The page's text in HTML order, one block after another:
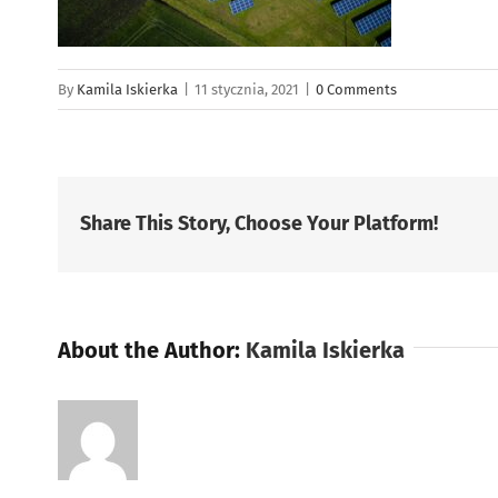
By Kamila Iskierka 11 stycznia, 2021 0 Comments
Share This Story, Choose Your Platform!
About the Author: Kamila Iskierka